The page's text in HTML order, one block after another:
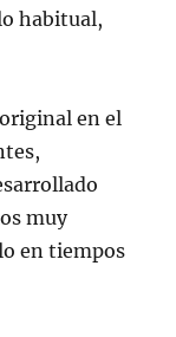
habitual,
en el
muy
en tiempos